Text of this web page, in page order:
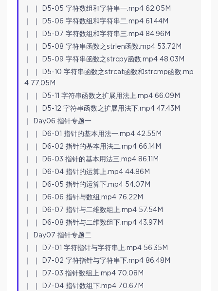
｜ ｜ D5-05 字符数组和字符串一.mp4 62.05M
｜ ｜ D5-06 字符数组和字符串二.mp4 61.44M
｜ ｜ D5-07 字符数组和字符串三.mp4 84.96M
｜ ｜ D5-08 字符串函数之strlen函数.mp4 53.72M
｜ ｜ D5-09 字符串函数之strcpy函数.mp4 48.03M
｜ ｜ D5-10 字符串函数之strcat函数和strcmp函数.mp
4 77.05M
｜ ｜ D5-11 字符串函数之扩展用法上.mp4 66.09M
｜ ｜ D5-12 字符串函数之扩展用法下.mp4 47.43M
｜ Day06 指针专题一
｜ ｜ D6-01 指针的基本用法一.mp4 42.55M
｜ ｜ D6-02 指针的基本用法二.mp4 66.14M
｜ ｜ D6-03 指针的基本用法三.mp4 86.11M
｜ ｜ D6-04 指针的运算上.mp4 44.86M
｜ ｜ D6-05 指针的运算下.mp4 54.07M
｜ ｜ D6-06 指针与数组.mp4 76.22M
｜ ｜ D6-07 指针与二维数组上.mp4 57.54M
｜ ｜ D6-08 指针与二维数组下.mp4 43.97M
｜ Day07 指针专题二
｜ ｜ D7-01 字符指针与字符串上.mp4 56.35M
｜ ｜ D7-02 字符指针与字符串下.mp4 86.48M
｜ ｜ D7-03 指针数组上.mp4 70.08M
｜ ｜ D7-04 指针数组下.mp4 70.67M